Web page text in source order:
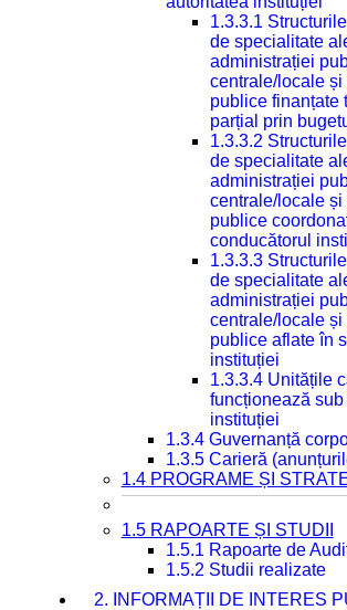
1.3.3.1
de specialitate
administrației
centrale/locale
publice finanțate
parțial prin
1.3.3.2
de specialitate
administrației
centrale/locale
publice
conducătorul
1.3.3.3
de specialitate
administrației
centrale/locale
publice aflate în
instituției
1.3.3.4 Unitățile
funcționează
instituției
1.3.4 Guvernanță
1.3.5 Carieră
1.4 PROGRAME ȘI
1.5 RAPOARTE ȘI STUDII
1.5.1 Rapoarte de
1.5.2 Studii realizate
2. INFORMAȚII DE INTERES